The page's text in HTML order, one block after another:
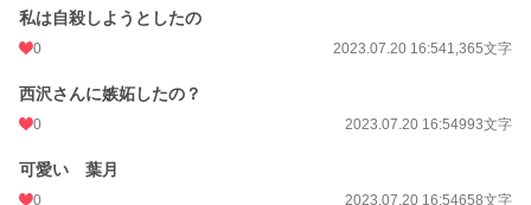
私は自殺しようとしたの
0 2023.07.20 16:541,365文字
西沢さんに嫉妬したの？
0 2023.07.20 16:54993文字
可愛い 葉月
0 2023.07.20 16:54658文字